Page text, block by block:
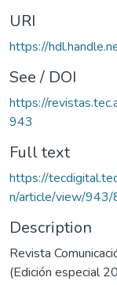
URI
https://
See / DOI
https://
943
Full text
https://
n/article/view/943/
Description
Revista
(Edición especial